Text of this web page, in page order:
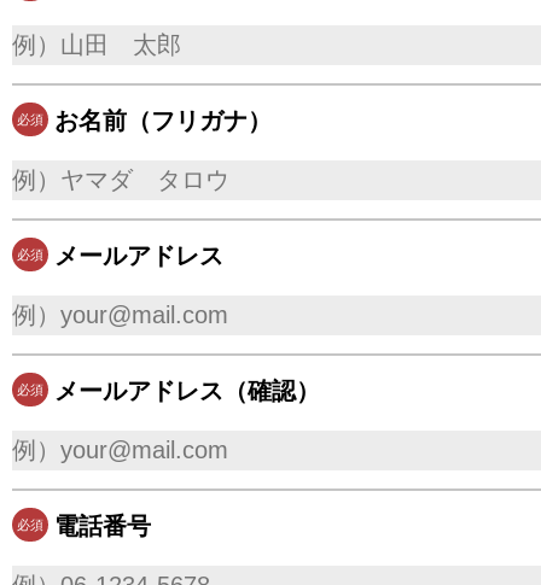
必須 お名前（フリガナ）
必須 メールアドレス
必須 メールアドレス（確認）
必須 電話番号